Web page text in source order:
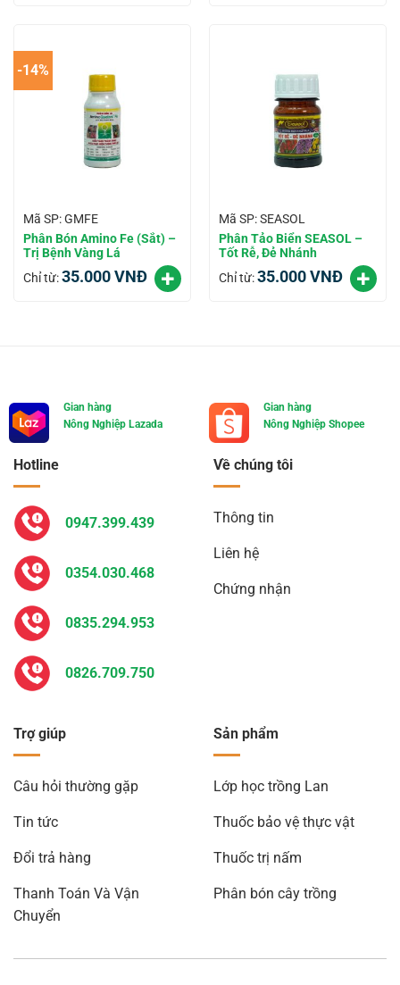
-14%
Mã SP: GMFE
Phân Bón Amino Fe (Sắt) –
Trị Bệnh Vàng Lá
Chỉ từ:35.000VNĐ
Mã SP: SEASOL
Phân Tảo Biển SEASOL –
Tốt Rễ, Đẻ Nhánh
Chỉ từ:35.000VNĐ
Gian hàng
Nông Nghiệp Lazada
Gian hàng
Nông Nghiệp Shopee
Về chúng tôi
Thông tin
Liên hệ
Chứng nhận
Trợ giúp
Câu hỏi thường gặp
Tin tức
Đổi trả hàng
Thanh Toán Và Vận
Chuyển
Sản phẩm
Lớp học trồng Lan
Thuốc bảo vệ thực vật
Thuốc trị nấm
Phân bón cây trồng
Hotline
0947.399.439
0354.030.468
0835.294.953
0826.709.750